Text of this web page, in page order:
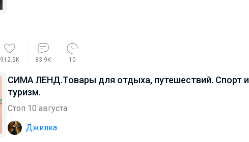
912.5K 83.9K 10
СИМА ЛЕНД.Товары для отдыха, путешествий. Спорт и
туризм.
Стоп 10 августа
Джилка